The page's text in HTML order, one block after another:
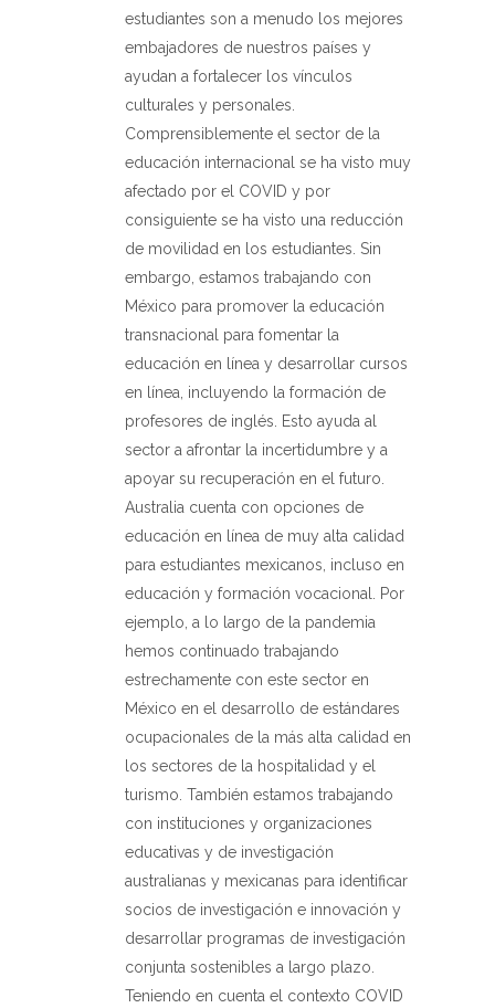
estudiantes son a menudo los mejores
embajadores de nuestros países y
ayudan a fortalecer los vínculos
culturales y personales.
Comprensiblemente el sector de la
educación internacional se ha visto muy
afectado por el COVID y por
consiguiente se ha visto una reducción
de movilidad en los estudiantes. Sin
embargo, estamos trabajando con
México para promover la educación
transnacional para fomentar la
educación en línea y desarrollar cursos
en línea, incluyendo la formación de
profesores de inglés. Esto ayuda al
sector a afrontar la incertidumbre y a
apoyar su recuperación en el futuro.
Australia cuenta con opciones de
educación en línea de muy alta calidad
para estudiantes mexicanos, incluso en
educación y formación vocacional. Por
ejemplo, a lo largo de la pandemia
hemos continuado trabajando
estrechamente con este sector en
México en el desarrollo de estándares
ocupacionales de la más alta calidad en
los sectores de la hospitalidad y el
turismo. También estamos trabajando
con instituciones y organizaciones
educativas y de investigación
australianas y mexicanas para identificar
socios de investigación e innovación y
desarrollar programas de investigación
conjunta sostenibles a largo plazo.
Teniendo en cuenta el contexto COVID